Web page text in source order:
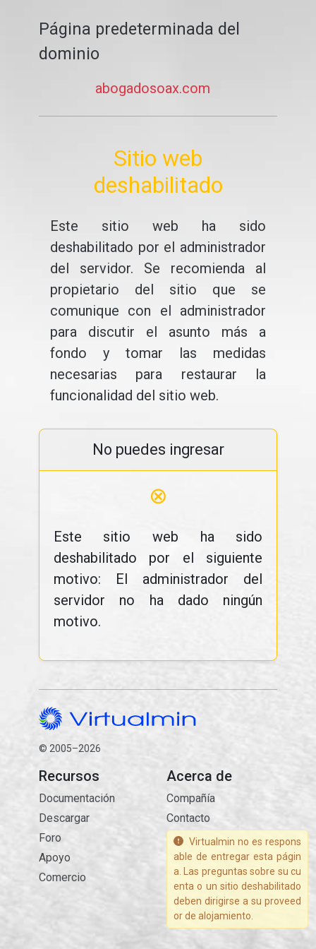
Página predeterminada del
dominio
abogadosoax.com
Sitio web
deshabilitado
Este sitio web ha sido
deshabilitado por el administrador
del servidor. Se recomienda al
propietario del sitio que se
comunique con el administrador
para discutir el asunto más a
fondo y tomar las medidas
necesarias para restaurar la
funcionalidad del sitio web.
No puedes ingresar
⊗
Este sitio web ha sido
deshabilitado por el siguiente
motivo: El administrador del
servidor no ha dado ningún
motivo.
© 2005–2026
Recursos
Documentación
Descargar
Foro
Apoyo
Comercio
Acerca de
Compañía
Contacto
Virtualmin no es respons
able de entregar esta págin
a. Las preguntas sobre su cu
enta o un sitio deshabilitado
deben dirigirse a su proveed
or de alojamiento.